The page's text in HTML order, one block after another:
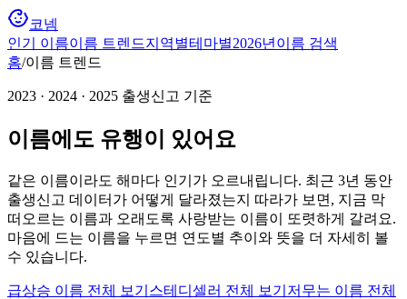
코넴
인기 이름이름 트렌드지역별테마별2026년 이름 검색
홈/이름 트렌드
2023 · 2024 · 2025 출생신고 기준
이름에도 유행이 있어요
같은 이름이라도 해마다 인기가 오르내립니다. 최근 3년 동안
출생신고 데이터가 어떻게 달라졌는지 따라가 보면, 지금 막
떠오르는 이름과 오래도록 사랑받는 이름이 또렷하게 갈려요.
마음에 드는 이름을 누르면 연도별 추이와 뜻을 더 자세히 볼
수 있습니다.
급상승 이름 전체 보기 스테디셀러 전체 보기 저무는 이름 전체